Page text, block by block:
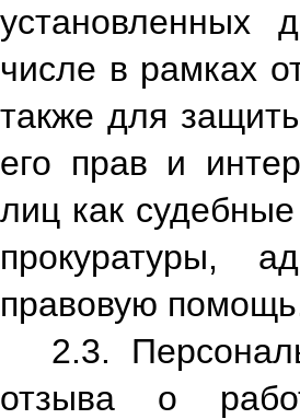
установленных
числе в рамках
также для
его прав и
лиц как
прокуратуры,
правовую
2.3.
отзыва о